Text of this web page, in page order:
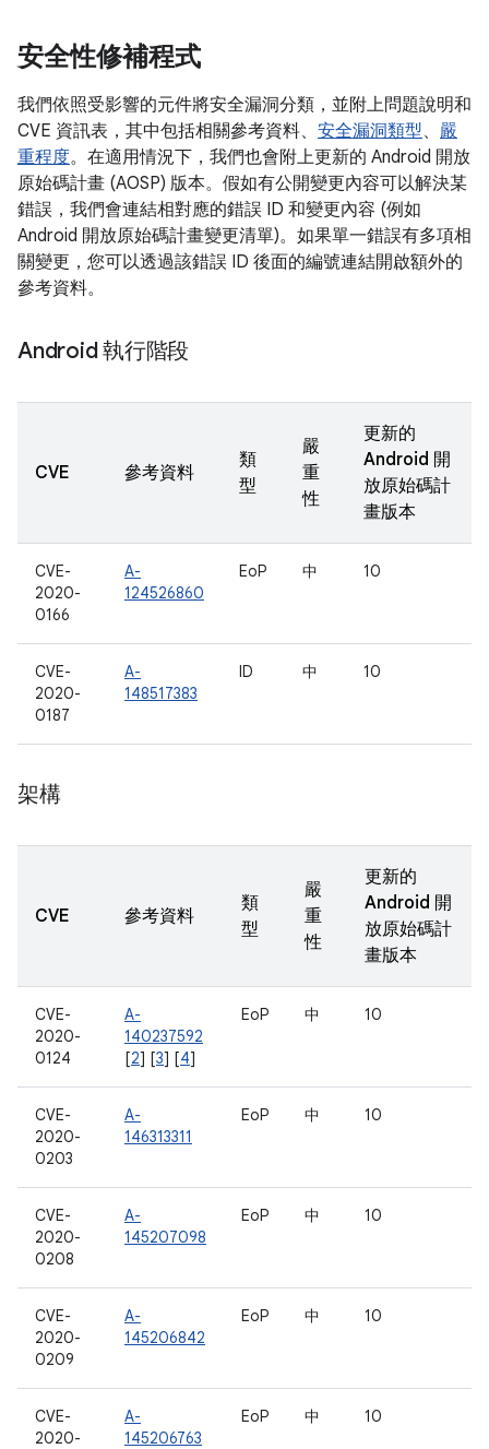
安全性修補程式
我們依照受影響的元件將安全漏洞分類，並附上問題說明和
CVE 資訊表，其中包括相關參考資料、 安全漏洞類型、 嚴
重程度。在適用情況下，我們也會附上更新的 Android 開放
原始碼計畫 (AOSP) 版本。假如有公開變更內容可以解決某
錯誤，我們會連結相對應的錯誤 ID 和變更內容 (例如
Android 開放原始碼計畫變更清單)。如果單一錯誤有多項相
關變更，您可以透過該錯誤 ID 後面的編號連結開啟額外的
參考資料。
Android 執行階段
CVE 參考資料
類
型
嚴
重
性
更新的
Android 開
放原始碼計
畫版本
CVE-
2020-
0166
A-
124526860
EoP 中 10
CVE-
2020-
0187
A-
148517383
ID 中 10
架構
CVE 參考資料
類
型
嚴
重
性
更新的
Android 開
放原始碼計
畫版本
CVE-
2020-
0124
A-
140237592
[2] [3] [4]
EoP 中 10
CVE-
2020-
0203
A-
146313311
EoP 中 10
CVE-
2020-
0208
A-
145207098
EoP 中 10
CVE-
2020-
0209
A-
145206842
EoP 中 10
CVE-
2020-
A-
145206763
EoP 中 10